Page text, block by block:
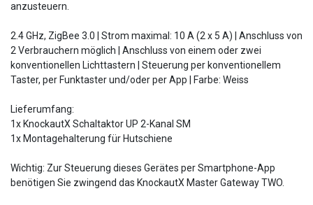
anzusteuern.
2.4 GHz, ZigBee 3.0 | Strom maximal: 10 A (2 x 5 A) | Anschluss von
2 Verbrauchern möglich | Anschluss von einem oder zwei
konventionellen Lichttastern | Steuerung per konventionellem
Taster, per Funktaster und/oder per App | Farbe: Weiss
Lieferumfang:
1x KnockautX Schaltaktor UP 2-Kanal SM
1x Montagehalterung für Hutschiene
Wichtig: Zur Steuerung dieses Gerätes per Smartphone-App
benötigen Sie zwingend das KnockautX Master Gateway TWO.